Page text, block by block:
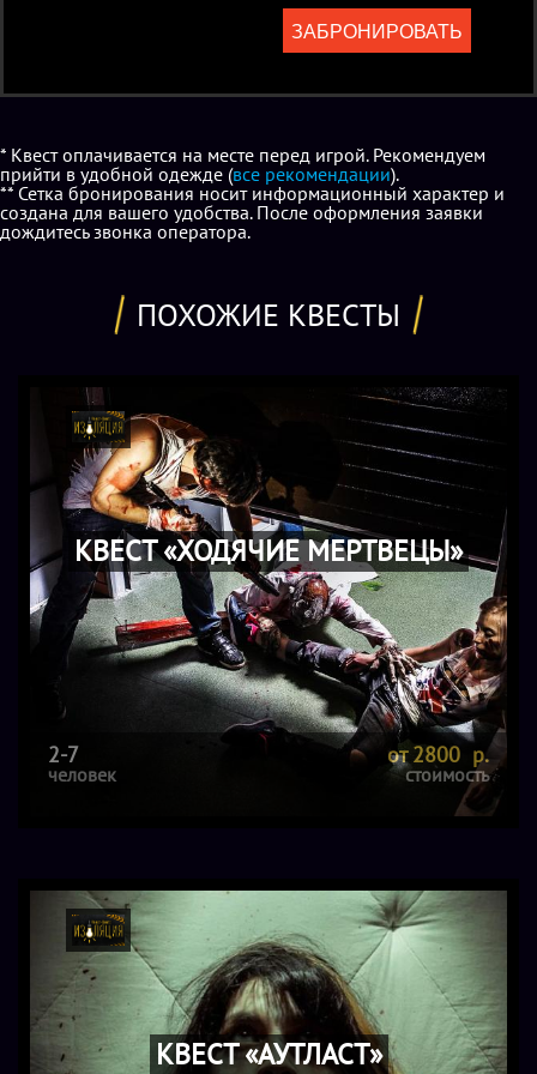
ЗАБРОНИРОВАТЬ
* Квест оплачивается на месте перед игрой. Рекомендуем
прийти в удобной одежде (все рекомендации).
** Сетка бронирования носит информационный характер и
создана для вашего удобства. После оформления заявки
дождитесь звонка оператора.
ПОХОЖИЕ КВЕСТЫ
КВЕСТ «ХОДЯЧИЕ МЕРТВЕЦЫ»
2-7
человек
от 2800 р.
стоимость
КВЕСТ «АУТЛАСТ»